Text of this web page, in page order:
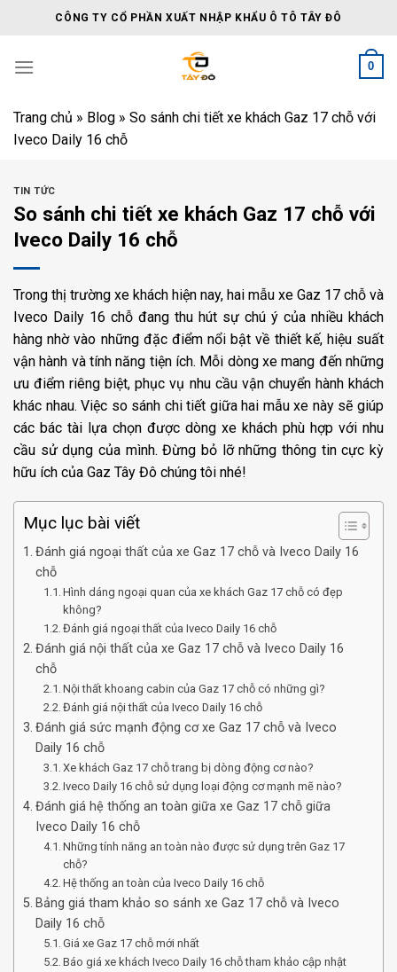
CÔNG TY CỔ PHẦN XUẤT NHẬP KHẨU Ô TÔ TÂY ĐÔ
0
Trang chủ » Blog » So sánh chi tiết xe khách Gaz 17 chỗ với
Iveco Daily 16 chỗ
TIN TỨC
So sánh chi tiết xe khách Gaz 17 chỗ với
Iveco Daily 16 chỗ
Trong thị trường xe khách hiện nay, hai mẫu xe Gaz 17 chỗ và
Iveco Daily 16 chỗ đang thu hút sự chú ý của nhiều khách
hàng nhờ vào những đặc điểm nổi bật về thiết kế, hiệu suất
vận hành và tính năng tiện ích. Mỗi dòng xe mang đến những
ưu điểm riêng biệt, phục vụ nhu cầu vận chuyển hành khách
khác nhau. Việc so sánh chi tiết giữa hai mẫu xe này sẽ giúp
các bác tài lựa chọn được dòng xe khách phù hợp với nhu
cầu sử dụng của mình. Đừng bỏ lỡ những thông tin cực kỳ
hữu ích của Gaz Tây Đô chúng tôi nhé!
Mục lục bài viết
Đánh giá ngoại thất của xe Gaz 17 chỗ và Iveco Daily 16
chỗ
Hình dáng ngoại quan của xe khách Gaz 17 chỗ có đẹp
không?
Đánh giá ngoại thất của Iveco Daily 16 chỗ
Đánh giá nội thất của xe Gaz 17 chỗ và Iveco Daily 16
chỗ
Nội thất khoang cabin của Gaz 17 chỗ có những gì?
Đánh giá nội thất của Iveco Daily 16 chỗ
Đánh giá sức mạnh động cơ xe Gaz 17 chỗ và Iveco
Daily 16 chỗ
Xe khách Gaz 17 chỗ trang bị dòng động cơ nào?
Iveco Daily 16 chỗ sử dụng loại động cơ mạnh mẽ nào?
Đánh giá hệ thống an toàn giữa xe Gaz 17 chỗ giữa
Iveco Daily 16 chỗ
Những tính năng an toàn nào được sử dụng trên Gaz 17
chỗ?
Hệ thống an toàn của Iveco Daily 16 chỗ
Bảng giá tham khảo so sánh xe Gaz 17 chỗ và Iveco
Daily 16 chỗ
Giá xe Gaz 17 chỗ mới nhất
Báo giá xe khách Iveco Daily 16 chỗ tham khảo cập nhật